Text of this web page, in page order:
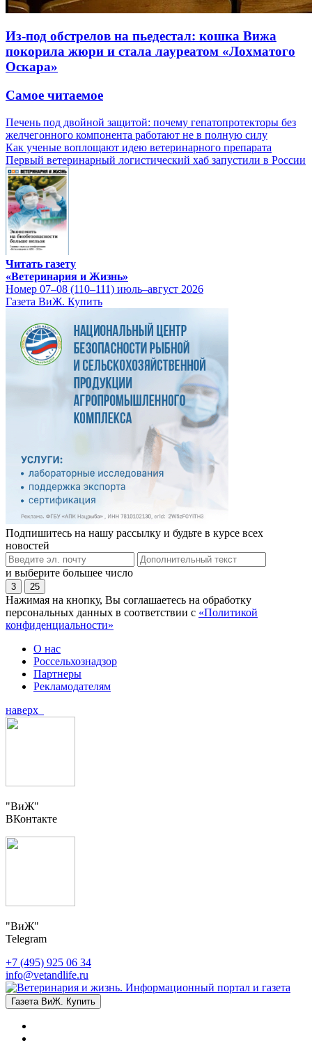
Из-под обстрелов на пьедестал: кошка Вижа
покорила жюри и стала лауреатом «Лохматого
Оскара»
Самое читаемое
Печень под двойной защитой: почему гепатопротекторы без
желчегонного компонента работают не в полную силу
Как ученые воплощают идею ветеринарного препарата
Первый ветеринарный логистический хаб запустили в России
Читать газету
«Ветеринария и Жизнь»
Номер 07–08 (110–111) июль–август 2026
Газета ВиЖ. Купить
Подпишитесь на нашу рассылку и будьте в курсе всех
новостей
и выберите большее число
3 25
Нажимая на кнопку, Вы соглашаетесь на обработку
персональных данных в соответствии с «Политикой
конфиденциальности»
О нас
Россельхознадзор
Партнеры
Рекламодателям
наверх
"ВиЖ"
ВКонтакте
"ВиЖ"
Telegram
+7 (495) 925 06 34
info@vetandlife.ru
Газета ВиЖ. Купить